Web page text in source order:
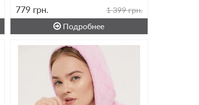
779 грн.
1 399 грн.
Подробнее